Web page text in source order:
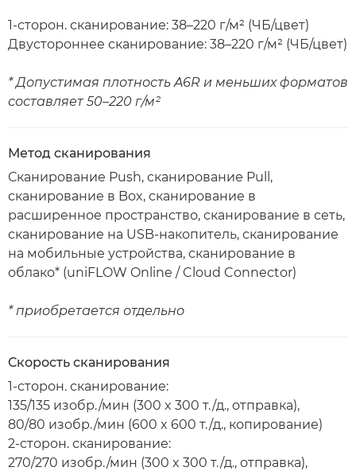
1-сторон. сканирование: 38–220 г/м² (ЧБ/цвет)
Двустороннее сканирование: 38–220 г/м² (ЧБ/цвет)
* Допустимая плотность A6R и меньших форматов
составляет 50–220 г/м²
Метод сканирования
Сканирование Push, сканирование Pull,
сканирование в Box, сканирование в
расширенное пространство, сканирование в сеть,
сканирование на USB-накопитель, сканирование
на мобильные устройства, сканирование в
облако* (uniFLOW Online / Cloud Connector)
* приобретается отдельно
Скорость сканирования
1-сторон. сканирование:
135/135 изобр./мин (300 x 300 т./д., отправка),
80/80 изобр./мин (600 x 600 т./д., копирование)
2-сторон. сканирование:
270/270 изобр./мин (300 x 300 т./д., отправка),